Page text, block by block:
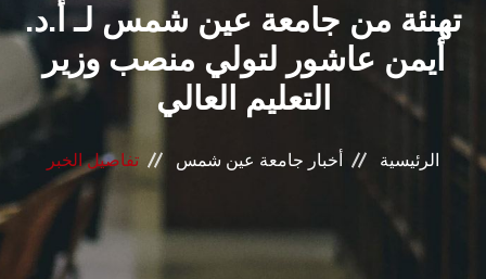
الشئون الأكاديمية
البحث العلمي
المراكز والوحدات
الأنظمة الذكية
تهنئة من جامعة عين شمس لـ أ.د.
أيمن عاشور لتولي منصب وزير
التعليم العالي
الرئيسية أخبار جامعة عين شمس تفاصيل الخبر